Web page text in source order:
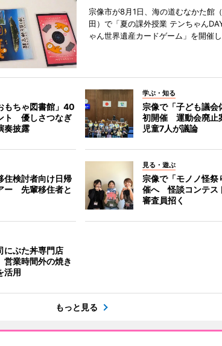
宗像市が8月1日、海の道むなかた館
田）で「夏の課外授業 テンちゃん
ゃん世界遺産カードゲーム」を開催し
もちゃ図書館」40
ト 優しさつなぎ
奏披露
学ぶ・知る
宗像で「子ども議会
初開催 運動会廃止
児童7人が議論
住検討者向け日帰
ー 先輩移住者と
見る・遊ぶ
宗像で「モノノ怪祭
催へ 怪談コンテス
審査員招く
にぶた丼専門店
営業時間外の焼き
活用
もっと見る